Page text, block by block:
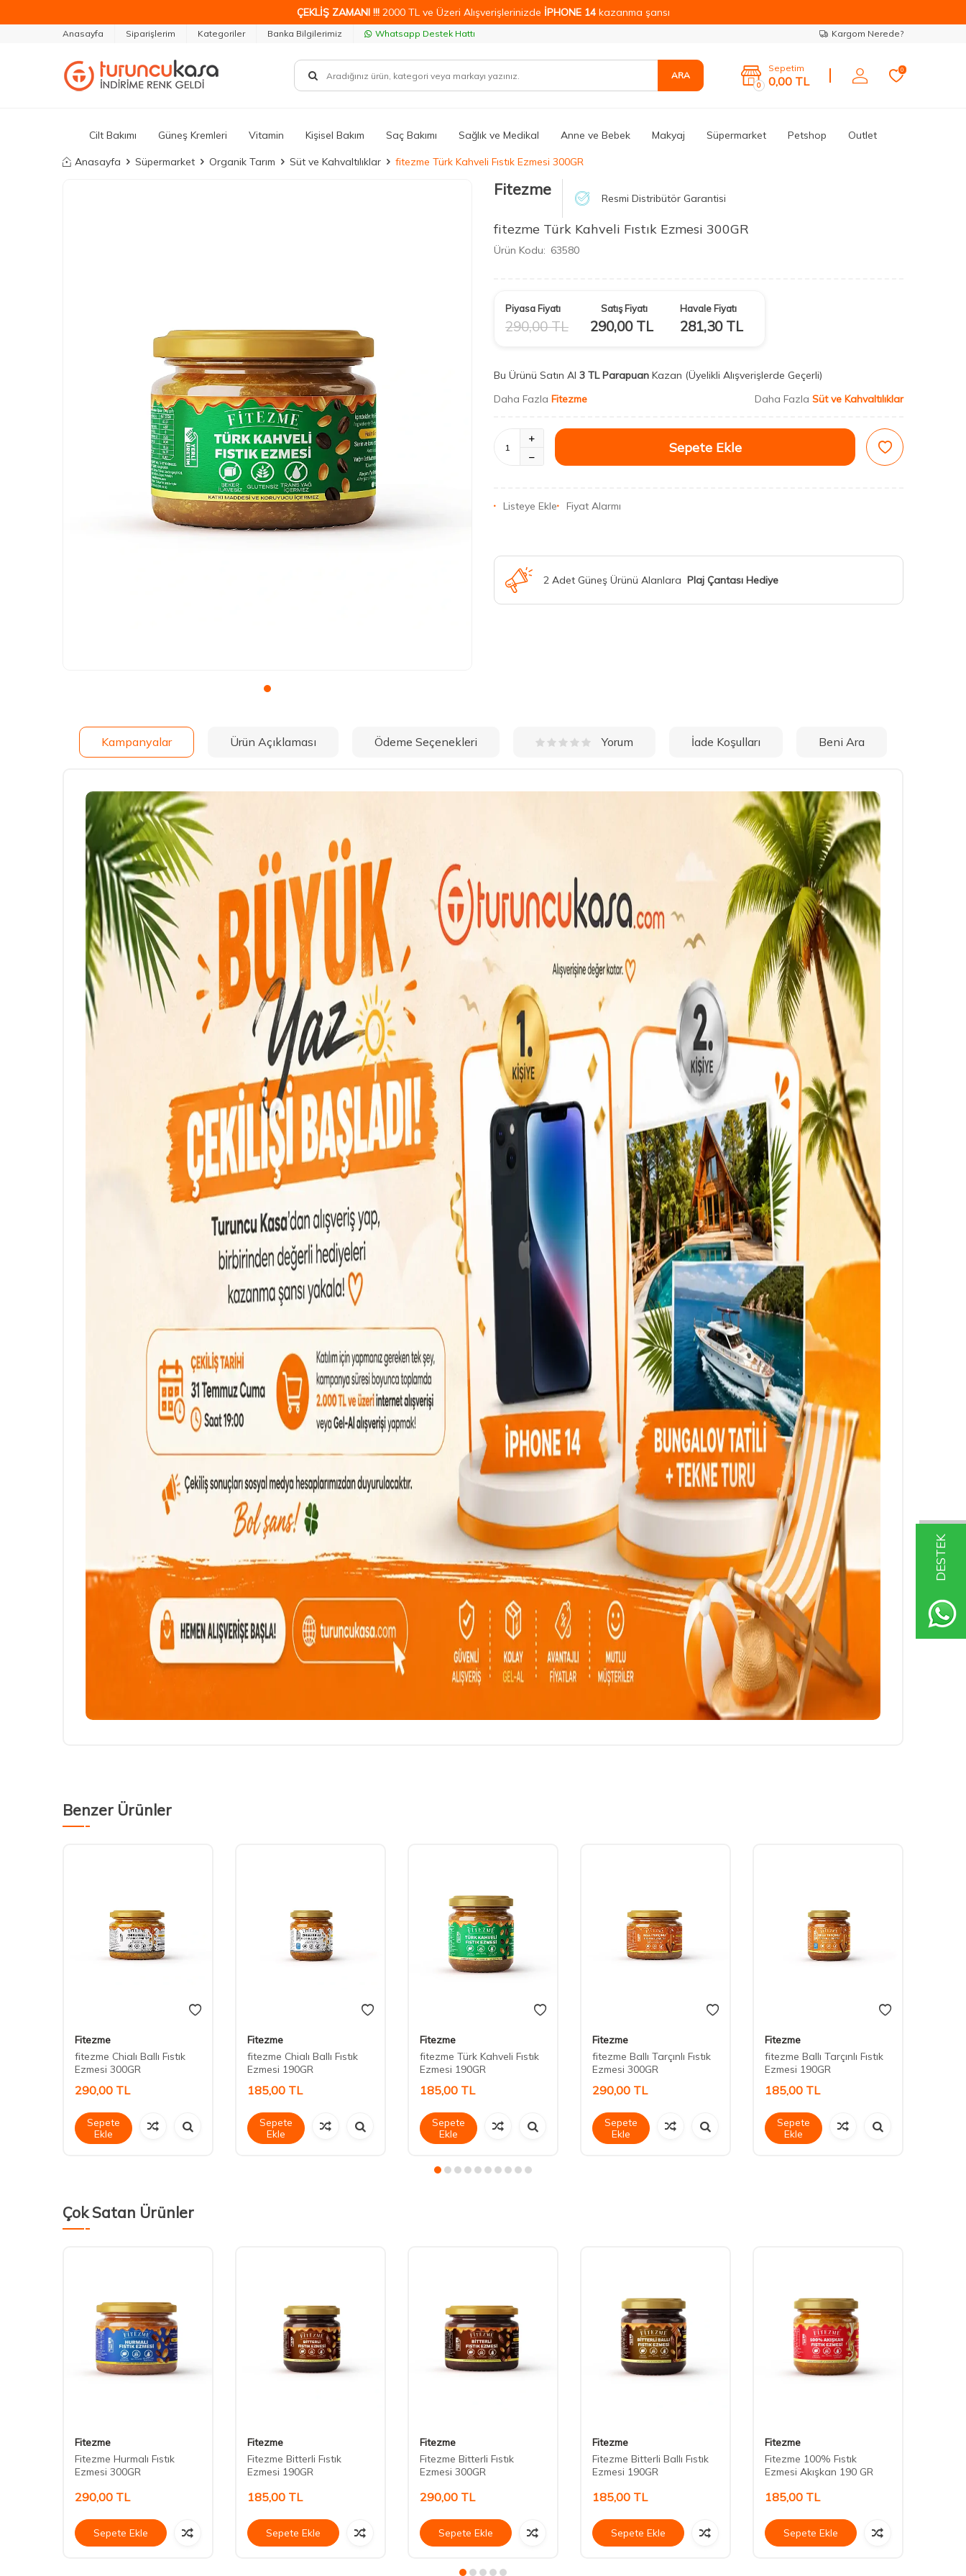
DESTEK
ÇEKLİŞ ZAMANI !!!2000 TL ve Üzeri Alışverişlerinizde İPHONE 14kazanma şansı
Anasayfa Siparişlerim Kategoriler Banka Bilgilerimiz Whatsapp Destek Hattı Kargom Nerede?
ARA
0
Sepetim
0,00 TL
0
Cilt Bakımı Güneş Kremleri Vitamin Kişisel Bakım Saç Bakımı Sağlık ve Medikal Anne ve Bebek Makyaj Süpermarket Petshop Outlet
Anasayfa Süpermarket Organik Tarım Süt ve Kahvaltılıklar fitezme Türk Kahveli Fıstık Ezmesi 300GR
Fitezme Resmi Distribütör Garantisi
fitezme Türk Kahveli Fıstık Ezmesi 300GR
Ürün Kodu: 63580
Piyasa Fiyatı
290,00TL
Satış Fiyatı
290,00TL
Havale Fiyatı
281,30TL
Bu Ürünü Satın Al 3 TL Parapuan Kazan (Üyelikli Alışverişlerde Geçerli)
Daha Fazla Fitezme Daha Fazla Süt ve Kahvaltılıklar
Sepete Ekle
Listeye Ekle Fiyat Alarmı
2 Adet Güneş Ürünü Alanlara Plaj Çantası Hediye
Kampanyalar Ürün Açıklaması Ödeme Seçenekleri Yorum İade Koşulları Beni Ara
Benzer Ürünler
Fitezme
fitezme Chialı Ballı Fıstık
Ezmesi 300GR
290,00 TL
Sepete
Ekle
Fitezme
fitezme Chialı Ballı Fıstık
Ezmesi 190GR
185,00 TL
Sepete
Ekle
Fitezme
fitezme Türk Kahveli Fıstık
Ezmesi 190GR
185,00 TL
Sepete
Ekle
Fitezme
fitezme Ballı Tarçınlı Fıstık
Ezmesi 300GR
290,00 TL
Sepete
Ekle
Fitezme
fitezme Ballı Tarçınlı Fıstık
Ezmesi 190GR
185,00 TL
Sepete
Ekle
Çok Satan Ürünler
Fitezme
Fitezme Hurmalı Fıstık
Ezmesi 300GR
290,00 TL
Sepete Ekle
Fitezme
Fitezme Bitterli Fıstık
Ezmesi 190GR
185,00 TL
Sepete Ekle
Fitezme
Fitezme Bitterli Fıstık
Ezmesi 300GR
290,00 TL
Sepete Ekle
Fitezme
Fitezme Bitterli Ballı Fıstık
Ezmesi 190GR
185,00 TL
Sepete Ekle
Fitezme
Fitezme 100% Fıstık
Ezmesi Akışkan 190 GR
185,00 TL
Sepete Ekle